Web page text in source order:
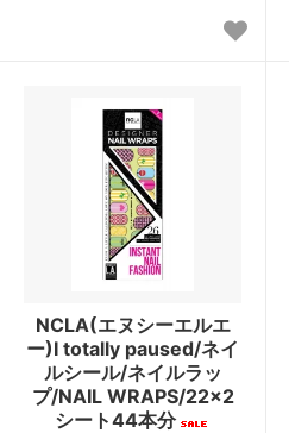
NCLA(エヌシーエルエ
ー)I totally paused/ネイ
ルシール/ネイルラッ
プ/NAIL WRAPS/22×2
シート44本分